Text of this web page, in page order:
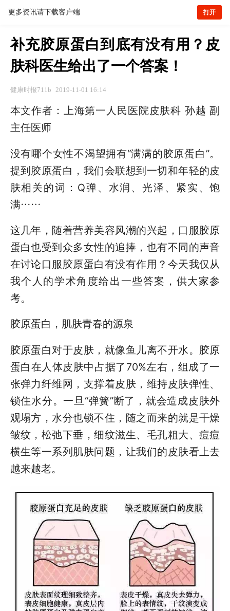
更多资讯请下载客户端 打开
补充胶原蛋白到底有没有用？皮
肤科医生给出了一个答案！
健康时报711b 2019-11-01 16:14
本文作者：上海第一人民医院皮肤科 孙越 副
主任医师
没有哪个女性不渴望拥有“满满的胶原蛋白”。
提到胶原蛋白，我们会联想到一切和年轻的皮
肤相关的词：Q弹、水润、光泽、紧实、饱
满……
这几年，随着营养美容风潮的兴起，口服胶原
蛋白也受到众多女性的追捧，也有不同的声音
在讨论口服胶原蛋白有没有作用？今天我仅从
我个人的学术角度给出一些答案，供大家参
考。
胶原蛋白，肌肤青春的源泉
胶原蛋白对于皮肤，就像鱼儿离不开水。胶原
蛋白在人体皮肤中占据了70%左右，组成了一
张弹力纤维网，支撑着皮肤，维持皮肤弹性、
锁住水分。一旦“弹簧”断了，就会造成皮肤外
观塌方，水分也锁不住，随之而来的就是干燥
皱纹，松弛下垂，细纹滋生、毛孔粗大、痘痘
横生等一系列肌肤问题，让我们的皮肤看上去
越来越老。